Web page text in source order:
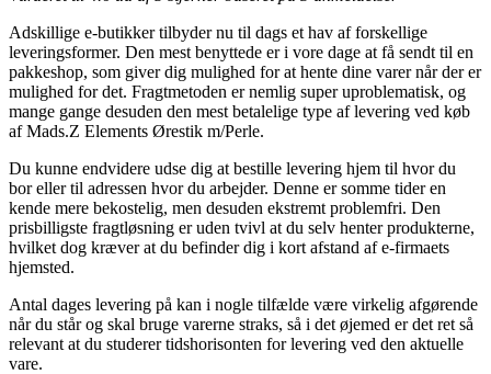
Adskillige e-butikker tilbyder nu til dags et hav af forskellige
leveringsformer. Den mest benyttede er i vore dage at få sendt til en
pakkeshop, som giver dig mulighed for at hente dine varer når der er
mulighed for det. Fragtmetoden er nemlig super uproblematisk, og
mange gange desuden den mest betalelige type af levering ved køb
af Mads.Z Elements Ørestik m/Perle.
Du kunne endvidere udse dig at bestille levering hjem til hvor du
bor eller til adressen hvor du arbejder. Denne er somme tider en
kende mere bekostelig, men desuden ekstremt problemfri. Den
prisbilligste fragtløsning er uden tvivl at du selv henter produkterne,
hvilket dog kræver at du befinder dig i kort afstand af e-firmaets
hjemsted.
Antal dages levering på kan i nogle tilfælde være virkelig afgørende
når du står og skal bruge varerne straks, så i det øjemed er det ret så
relevant at du studerer tidshorisonten for levering ved den aktuelle
vare.